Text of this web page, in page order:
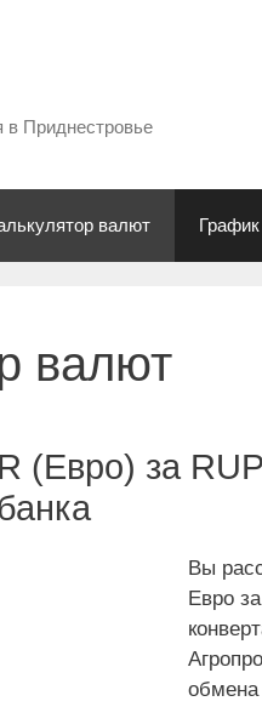
в Приднестровье
валют
валют
(Евро) за
Вы
Евро
обмена